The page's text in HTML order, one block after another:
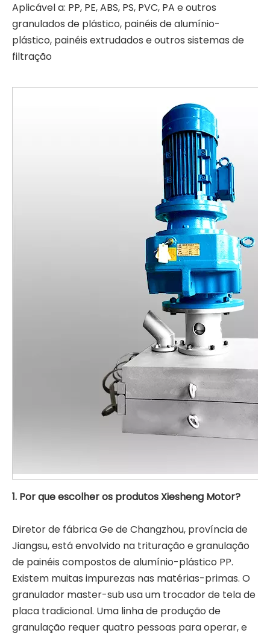
Máquina de filtro peletizadora
Filtro peletizador sem malha de tela
Filtro peletizador sem malha de tela
Aplicável a: PP, PE, ABS, PS, PVC, PA e outros
granulados de plástico, painéis de alumínio-
plástico, painéis extrudados e outros sistemas de
filtração
1. Por que escolher os produtos Xiesheng Motor?
Diretor de fábrica Ge de Changzhou, província de
Jiangsu, está envolvido na trituração e granulação
de painéis compostos de alumínio-plástico PP.
Existem muitas impurezas nas matérias-primas. O
granulador master-sub usa um trocador de tela de
placa tradicional. Uma linha de produção de
granulação requer quatro pessoas para operar, e